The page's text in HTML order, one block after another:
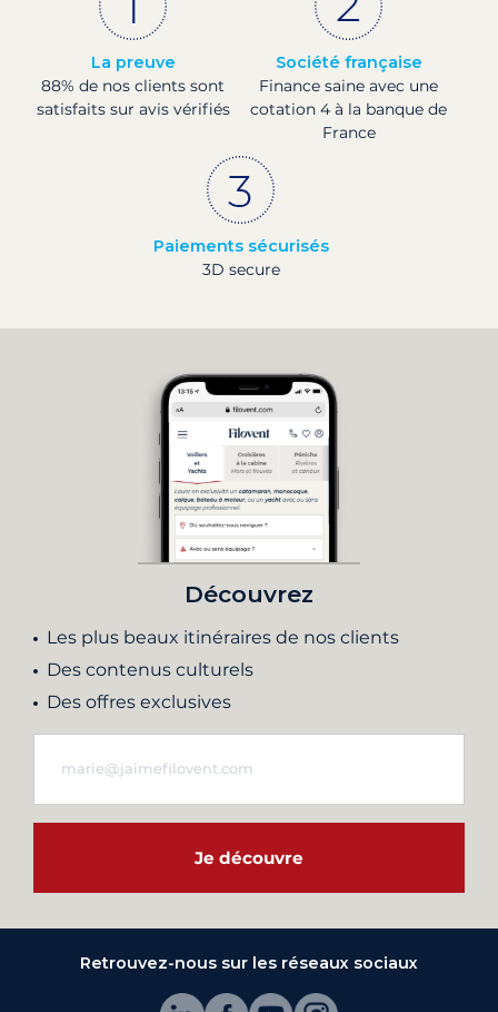
La preuve
88% de nos clients sont
satisfaits sur avis vérifiés
Société française
Finance saine avec une
cotation 4 à la banque de
France
Paiements sécurisés
3D secure
Découvrez
Les plus beaux itinéraires de nos clients
Des contenus culturels
Des offres exclusives
Je découvre
Retrouvez-nous sur les réseaux sociaux